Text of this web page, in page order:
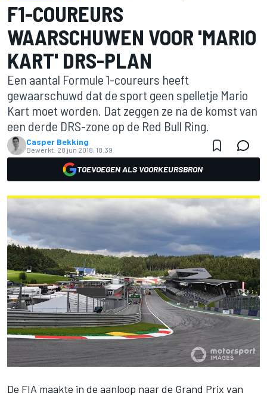
F1-COUREURS
WAARSCHUWEN VOOR 'MARIO
KART' DRS-PLAN
Een aantal Formule 1-coureurs heeft
gewaarschuwd dat de sport geen spelletje Mario
Kart moet worden. Dat zeggen ze na de komst van
een derde DRS-zone op de Red Bull Ring.
Casper Bekking
Bewerkt: 28 jun 2018, 18:39
TOEVOEGEN ALS VOORKEURSBRON
De FIA maakte in de aanloop naar de Grand Prix van